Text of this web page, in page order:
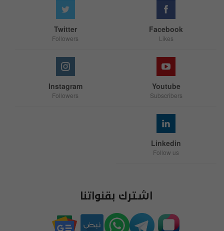
Facebook
Likes
Twitter
Followers
Youtube
Subscribers
Instagram
Followers
Linkedin
Follow us
اشترك بقنواتنا